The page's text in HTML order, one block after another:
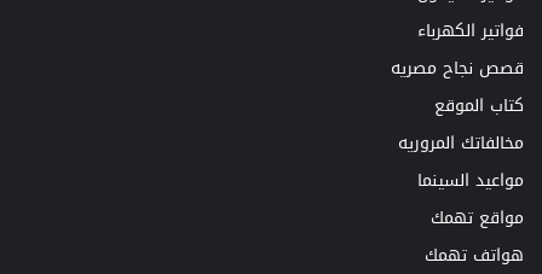
فواتير الكهرباء
قصص نجاح مصريه
كتاب الموقع
مخالفاتك المروريه
مواعيد السينما
مواقع تهمك
هواتف تهمك